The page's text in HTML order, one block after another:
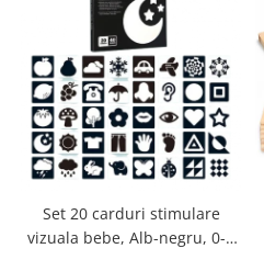
Set 20 carduri stimulare
vizuala bebe, Alb-negru, 0-3